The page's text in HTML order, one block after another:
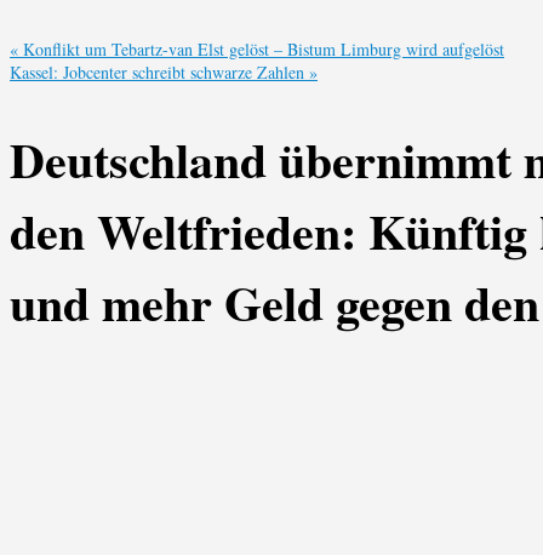
« Konflikt um Tebartz-van Elst gelöst – Bistum Limburg wird aufgelöst
Kassel: Jobcenter schreibt schwarze Zahlen »
Deutschland
den Weltfrieden: Künftig
und mehr Geld gegen